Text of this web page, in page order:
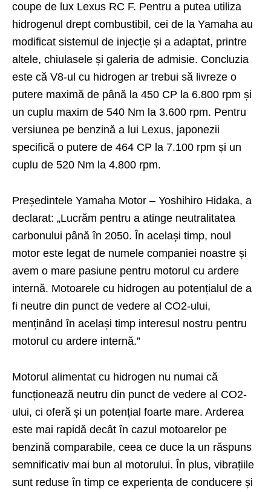
coupe de lux Lexus RC F. Pentru a putea utiliza
hidrogenul drept combustibil, cei de la Yamaha au
modificat sistemul de injecție și a adaptat, printre
altele, chiulasele și galeria de admisie. Concluzia
este că V8-ul cu hidrogen ar trebui să livreze o
putere maximă de până la 450 CP la 6.800 rpm și
un cuplu maxim de 540 Nm la 3.600 rpm. Pentru
versiunea pe benzină a lui Lexus, japonezii
specifică o putere de 464 CP la 7.100 rpm și un
cuplu de 520 Nm la 4.800 rpm.
Președintele Yamaha Motor – Yoshihiro Hidaka, a
declarat: „Lucrăm pentru a atinge neutralitatea
carbonului până în 2050. În același timp, noul
motor este legat de numele companiei noastre și
avem o mare pasiune pentru motorul cu ardere
internă. Motoarele cu hidrogen au potențialul de a
fi neutre din punct de vedere al CO2-ului,
menținând în același timp interesul nostru pentru
motorul cu ardere internă.”
Motorul alimentat cu hidrogen nu numai că
funcționează neutru din punct de vedere al CO2-
ului, ci oferă și un potențial foarte mare. Arderea
este mai rapidă decât în cazul motoarelor pe
benzină comparabile, ceea ce duce la un răspuns
semnificativ mai bun al motorului. În plus, vibrațiile
sunt reduse în timp ce experiența de conducere și